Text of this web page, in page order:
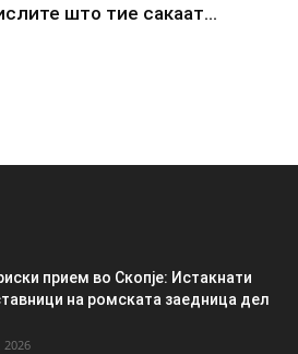
што тие сакаат...
прием во Скопје: Истакнати
на ромската заедница дел
2026